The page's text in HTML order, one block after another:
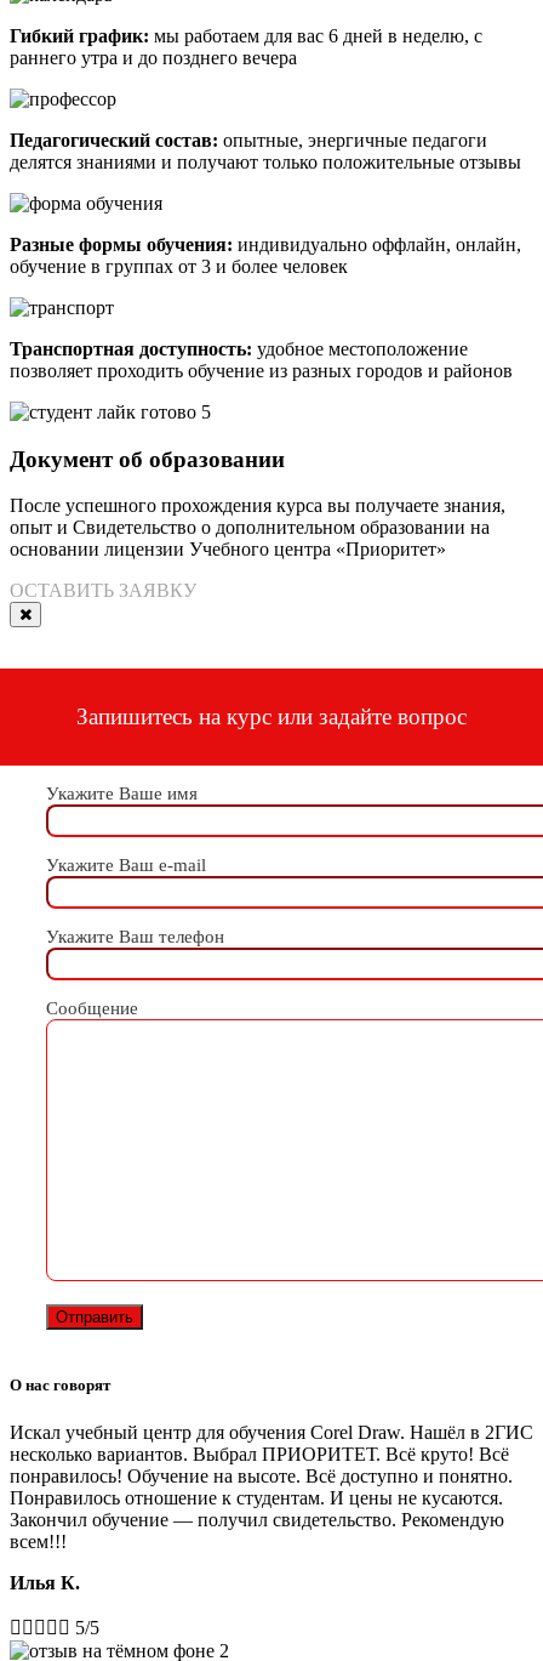
Гибкий график: мы работаем для вас 6 дней в неделю, с
раннего утра и до позднего вечера
Педагогический состав: опытные, энергичные педагоги
делятся знаниями и получают только положительные отзывы
Разные формы обучения: индивидуально оффлайн, онлайн,
обучение в группах от 3 и более человек
Транспортная доступность: удобное местоположение
позволяет проходить обучение из разных городов и районов
Документ об образовании
После успешного прохождения курса вы получаете знания,
опыт и Cвидетельство о дополнительном образовании на
основании лицензии Учебного центра «Приоритет»
ОСТАВИТЬ ЗАЯВКУ
Запишитесь на курс или задайте вопрос
Укажите Ваше имя
Укажите Ваш e-mail
Укажите Ваш телефон
Сообщение
О нас говорят
Искал учебный центр для обучения Corel Draw. Нашёл в 2ГИС
несколько вариантов. Выбрал ПРИОРИТЕТ. Всё круто! Всё
понравилось! Обучение на высоте. Всё доступно и понятно.
Понравилось отношение к студентам. И цены не кусаются.
Закончил обучение — получил свидетельство. Рекомендую
всем!!!
Илья К.
     5/5